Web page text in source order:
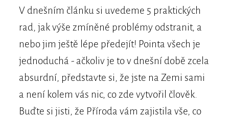
V dnešním článku si uvedeme 5 praktických
rad, jak výše zmíněné problémy odstranit, a
nebo jim ještě lépe předejít! Pointa všech je
jednoduchá - ačkoliv je to v dnešní době zcela
absurdní, představte si, že jste na Zemi sami
a není kolem vás nic, co zde vytvořil člověk.
Buďte si jisti, že Příroda vám zajistila vše, co